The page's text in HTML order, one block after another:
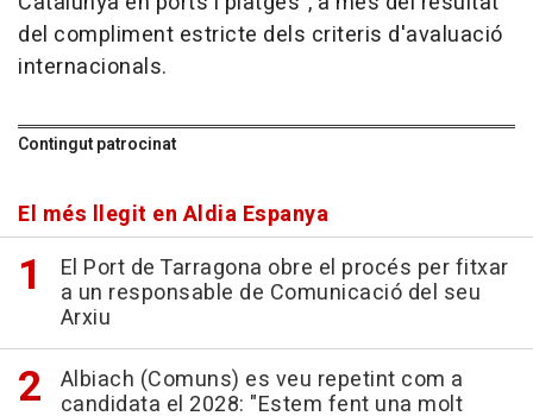
del compliment estricte dels criteris d'avaluació
internacionals.
Contingut patrocinat
El més llegit en Aldia Espanya
El Port de Tarragona obre el procés per fitxar
a un responsable de Comunicació del seu
Arxiu
Albiach (Comuns) es veu repetint com a
candidata el 2028: "Estem fent una molt